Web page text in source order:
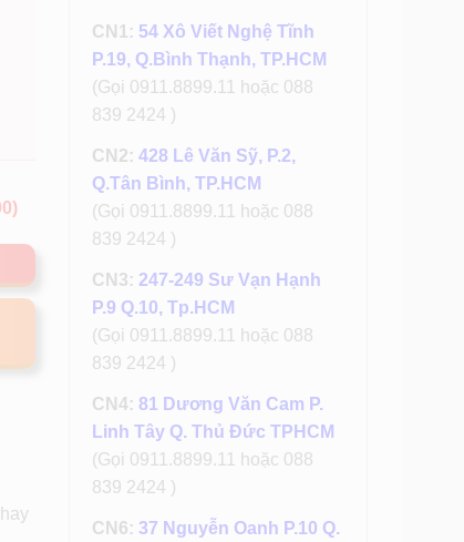
CN1: 54 Xô Viết Nghệ Tĩnh
P.19, Q.Bình Thạnh, TP.HCM
(Gọi 0911.8899.11 hoặc 088
839 2424 )
CN2: 428 Lê Văn Sỹ, P.2,
Q.Tân Bình, TP.HCM
(Gọi 0911.8899.11 hoặc 088
839 2424 )
CN3: 247-249 Sư Vạn Hạnh
P.9 Q.10, Tp.HCM
(Gọi 0911.8899.11 hoặc 088
839 2424 )
CN4: 81 Dương Văn Cam P.
Linh Tây Q. Thủ Đức TPHCM
(Gọi 0911.8899.11 hoặc 088
839 2424 )
CN6: 37 Nguyễn Oanh P.10 Q.